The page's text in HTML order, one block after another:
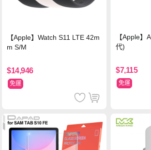
【Apple】Watch S11 LTE 42m
m S/M
$14,946
免運
【Apple】
代)
$7,115
免運